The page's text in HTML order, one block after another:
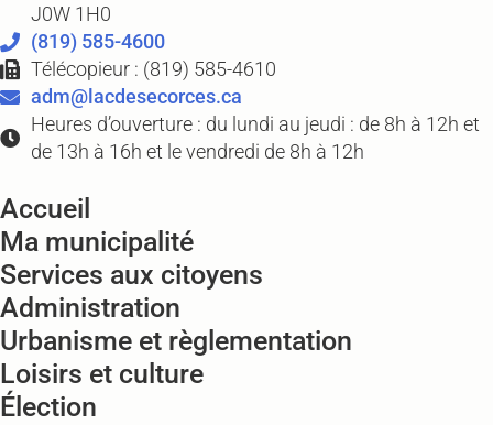
J0W 1H0
(819) 585-4600
Télécopieur : (819) 585-4610
adm@lacdesecorces.ca
Heures d’ouverture : du lundi au jeudi : de 8h à 12h et
de 13h à 16h et le vendredi de 8h à 12h
Accueil
Ma municipalité
Services aux citoyens
Administration
Urbanisme et règlementation
Loisirs et culture
Élection